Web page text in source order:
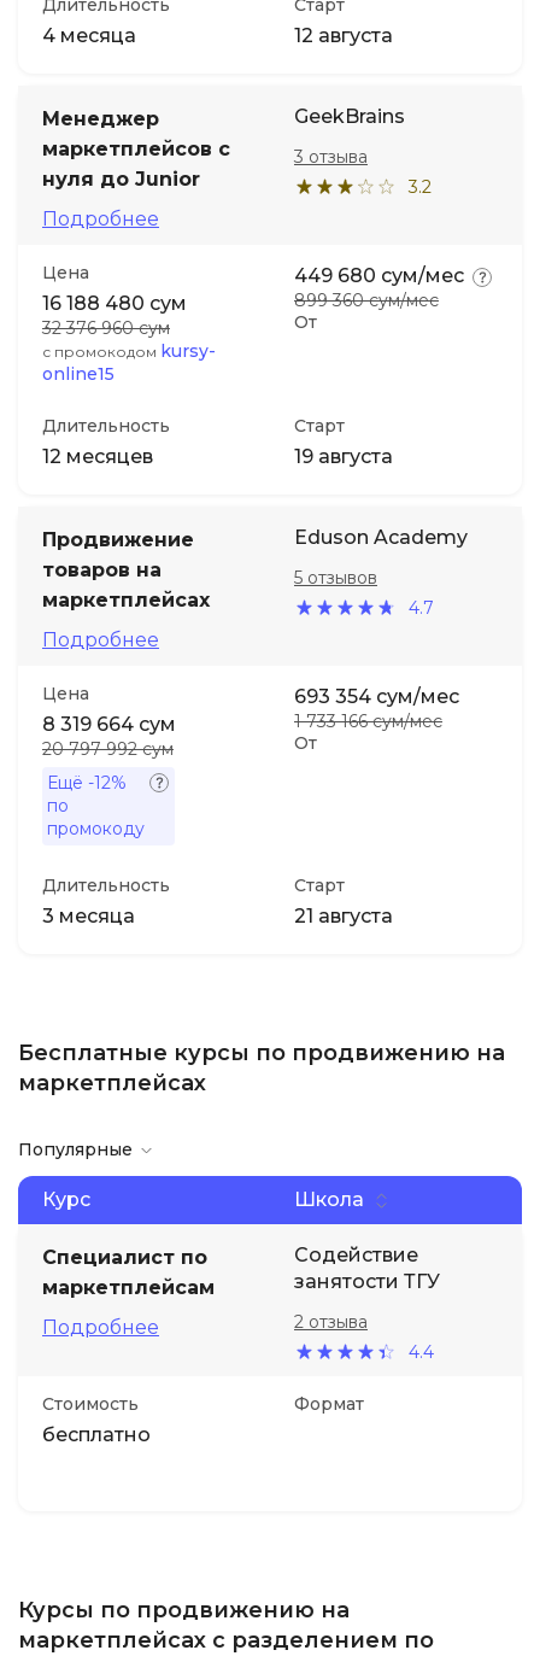
Длительность
4 месяца
Старт
12 августа
Менеджер
маркетплейсов с
нуля до Junior
Подробнее
GeekBrains
3.2
3 отзыва
Цена
16 188 480 сум
32 376 960 сум
с промокодом kursy-
online15
От
449 680 сум/мес
899 360 сум/мес
Длительность
12 месяцев
Старт
19 августа
Продвижение
товаров на
маркетплейсах
Подробнее
Eduson Academy
4.7
5 отзывов
Цена
8 319 664 сум
20 797 992 сум
Ещё -12%
по
промокоду
От
693 354 сум/мес
1 733 166 сум/мес
Длительность
3 месяца
Старт
21 августа
Бесплатные курсы по продвижению на
маркетплейсах
Популярные
Курс Школа
Специалист по
маркетплейсам
Подробнее
Содействие
занятости ТГУ
4.4
2 отзыва
Стоимость
бесплатно
Формат
Курсы по продвижению на
маркетплейсах с разделением по